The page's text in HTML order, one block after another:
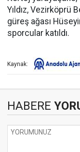
Yıldız, Vezirköprü
güreş ağası
sporcular katıldı.
Kaynak:
HABERE